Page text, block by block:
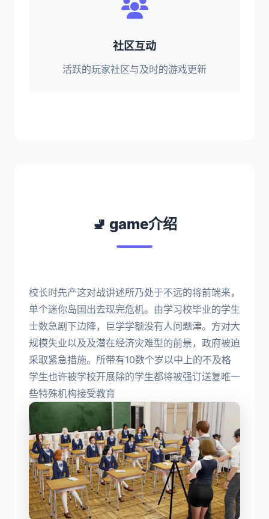
社区互动
活跃的玩家社区与及时的游戏更新
🚽 game介绍
校长时先产这对战讲述所乃处于不远的将前端来，
单个迷你岛国出去现完危机。由学习校毕业的学生
士数急剧下边降，巨学学额没有人问题津。方对大
规模失业以及及潜在经济灾难型的前景，政府被迫
采取紧急措施。所带有10数个岁以中上的不及格
学生也许被学校开展除的学生都将被强订送复唯一
些特殊机构接受教育